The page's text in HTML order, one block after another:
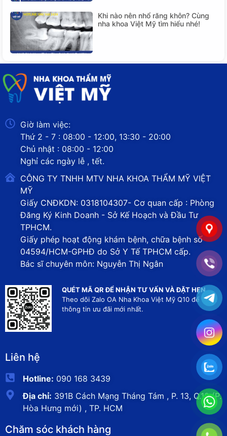
Khi nào nên nhổ răng khôn? Cùng
nha khoa Việt Mỹ tìm hiểu nhé!
Giờ làm việc:
Thứ 2 - 7 : 08:00 - 12:00, 13:30 - 20:00
Chủ nhật : 08:00 - 12:00
Nghỉ các ngày lễ , tết.
CÔNG TY TNHH MTV NHA KHOA THẨM MỸ VIỆT
MỸ
Giấy CNĐKDN: 0318104307- Cơ quan cấp : Phòng
Đăng Ký Kinh Doanh - Sở Kế Hoạch và Đầu Tư
TPHCM.
Giấy phép hoạt động khám bệnh, chữa bệnh số
04594/HCM-GPHĐ do Sở Y Tế TPHCM cấp.
Bác sĩ chuyên môn: Nguyễn Thị Ngân
QUÉT MÃ QR ĐỂ NHẬN TƯ VẤN VÀ ĐẶT HẸN
Theo dõi Zalo OA Nha Khoa Việt Mỹ Q10 để nhận
thông tin ưu đãi mới nhất.
Liên hệ
Hotline: 090 168 3439
Địa chỉ: 391B Cách Mạng Tháng Tám , P. 13, Q.10 (P.
Hòa Hưng mới) , TP. HCM
Chăm sóc khách hàng